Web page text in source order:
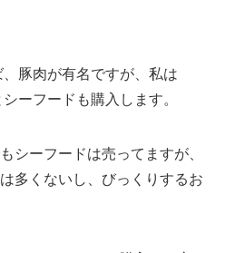
豚肉が有名ですが、私は
ーフードも購入します。
シーフードは売ってますが、
多くないし、びっくりするお